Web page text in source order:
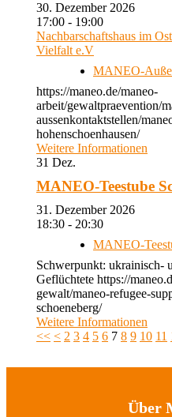
30. Dezember 2026
17:00 - 19:00
Nachbarschaftshaus im
Vielfalt e.V
MANEO-
https://maneo.de/maneo-
arbeit/gewaltpraevention/
aussenkontaktstellen/
hohenschoenhausen/
Weitere Informationen
31 Dez.
MANEO-Teestube
31. Dezember 2026
18:30 - 20:30
MANEO-
Schwerpunkt: ukrainisch-
Geflüchtete https://
gewalt/maneo-refugee-
schoeneberg/
Weitere Informationen
<< < 2 3 4 5 6 7 8 9 10 11
Über